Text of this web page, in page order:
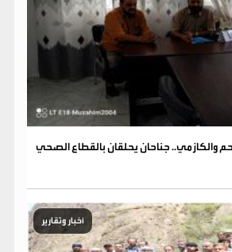
والكازمي.. جناحان يحلقان بالقطاع الصحي
أخبار وتقارير